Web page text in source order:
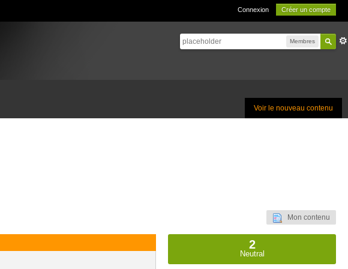
Connexion Créer un compte
Membres
Voir le nouveau contenu
Mon contenu
2
Neutral